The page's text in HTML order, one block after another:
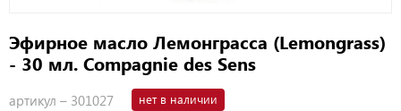
Эфирное масло Лемонграсса (Lemongrass)
- 30 мл. Compagnie des Sens
артикул – 301027 нет в наличии